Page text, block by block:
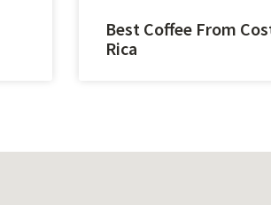
Best Coffee From
Rica